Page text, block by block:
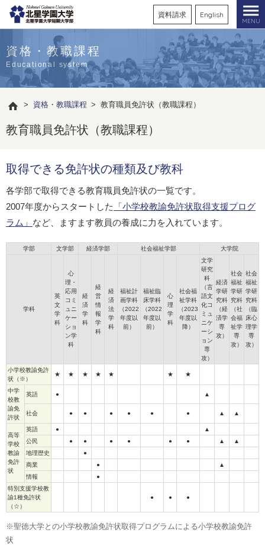
資料請求 English
MENU
資格・教職課程
Educational system
> 資格・教職課程 > 教育職員免許状（教職課程）
教育職員免許状（教職課程）
取得できる免許状の種類及び教科
各学部で取得できる教育職員免許状の一覧です。
2007年度からスタートした
「小学校教諭免許状取得支援プログ
ラム」 など、ますます教員の養成に力を入れています。
学部 文学部 経済学部 社会福祉学部 大学院
学科
英
文
学
科
心
理・
応用
コミ
ュニ
ケー
ショ
ン学
科
経
済
学
科
経
営
情
報
学
科
経
済
法
学
科
福祉計
画学科
（2022
年度以
前）
福祉臨
床学科
（2022
年度以
前）
心
理
学
科
社会福
祉学科
（2023
年度以
降）
文学
研究
科
（言
語文
化コ
ミュ
ニケ
ーシ
ョン
専
攻）
経済
学研
究科
（経
済学
専
攻）
社会
福祉
学研
究科
（社
会福
祉学
専
攻）
社会
福祉
学研
究科
（臨
床心
理学
専
攻）
小学校教諭免許
状（※）
★ ★ ★ ★ ★ ★ ★
中学
校教
諭免
許状
英語 ● ▲
社会 ● ● ● ● ● ● ▲ ▲
高等
学校
教諭
免許
状
英語 ●
▲
公民
● ● ● ● ● ● ▲
▲
地理歴史
●
商業
●
▲
情報
●
特別支援学校教
諭1種免許状
（☆）
● ● ●
※聖徳大学との小学校教諭免許状取得プログラムによる小学校教諭免許
状